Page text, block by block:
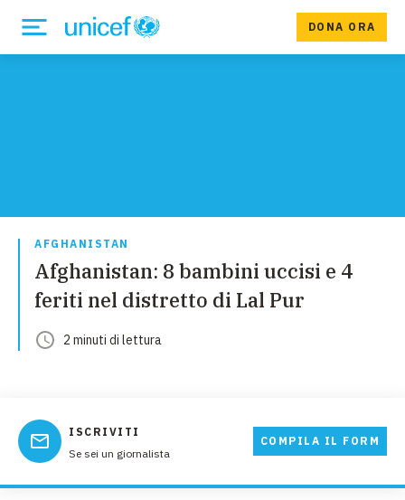
DONA ORA
AFGHANISTAN
Afghanistan: 8 bambini uccisi e 4
feriti nel distretto di Lal Pur
2 minuti di lettura
ISCRIVITI
Se sei un giornalista
COMPILA IL FORM